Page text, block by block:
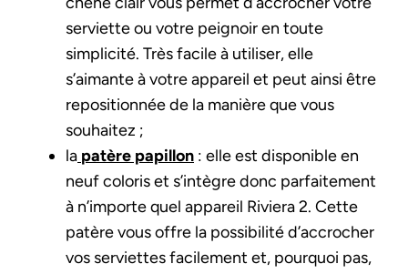
serviette ou votre peignoir en toute
simplicité. Très facile à utiliser, elle
s’aimante à votre appareil et peut ainsi être
repositionnée de la manière que vous
souhaitez ;
la patère papillon : elle est disponible en
neuf coloris et s’intègre donc parfaitement
à n’importe quel appareil Riviera 2. Cette
patère vous offre la possibilité d’accrocher
vos serviettes facilement et, pourquoi pas,